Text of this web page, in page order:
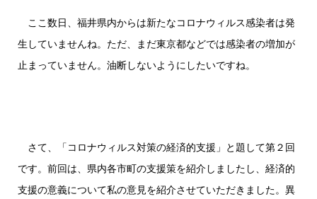
ここ数日、福井県内からは新たなコロナウィルス感染者は発
生していませんね。ただ、まだ東京都などでは感染者の増加が
止まっていません。油断しないようにしたいですね。
さて、「コロナウィルス対策の経済的支援」と題して第２回
です。前回は、県内各市町の支援策を紹介しましたし、経済的
支援の意義について私の意見を紹介させていただきました。異